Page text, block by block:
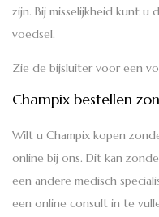
zijn. Bij misselijkheid kunt
voedsel.
Zie de bijsluiter voor een
Champix bestellen
Wilt u Champix kopen
online bij ons. Dit kan
een andere medisch
een online consult in te